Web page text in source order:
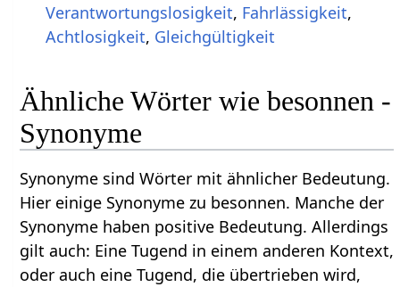
Verantwortungslosigkeit, Fahrlässigkeit,
Achtlosigkeit, Gleichgültigkeit
Ähnliche Wörter wie besonnen -
Synonyme
Synonyme sind Wörter mit ähnlicher Bedeutung.
Hier einige Synonyme zu besonnen. Manche der
Synonyme haben positive Bedeutung. Allerdings
gilt auch: Eine Tugend in einem anderen Kontext,
oder auch eine Tugend, die übertrieben wird,